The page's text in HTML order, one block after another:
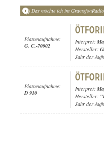
Das möchte ich im
Plattenaufnahme:
G. C.-70002
Interpret:
Hersteller:
Jahr der
Plattenaufnahme:
D 910
Interpret:
Hersteller:
Jahr der